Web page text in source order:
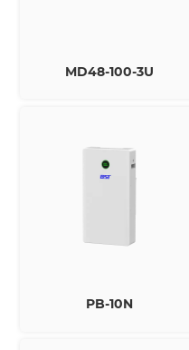
MD48-100-3U
PB-10N